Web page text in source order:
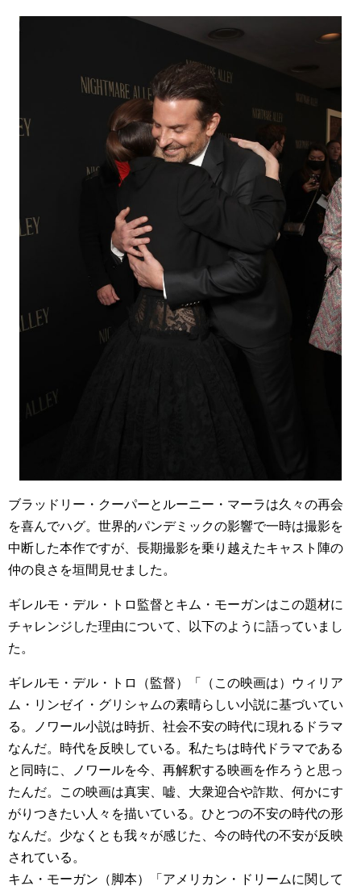
ブラッドリー・クーパーとルーニー・マーラは久々の再会
を喜んでハグ。世界的パンデミックの影響で一時は撮影を
中断した本作ですが、長期撮影を乗り越えたキャスト陣の
仲の良さを垣間見せました。
ギレルモ・デル・トロ監督とキム・モーガンはこの題材に
チャレンジした理由について、以下のように語っていまし
た。
ギレルモ・デル・トロ（監督）「（この映画は）ウィリア
ム・リンゼイ・グリシャムの素晴らしい小説に基づいてい
る。ノワール小説は時折、社会不安の時代に現れるドラマ
なんだ。時代を反映している。私たちは時代ドラマである
と同時に、ノワールを今、再解釈する映画を作ろうと思っ
たんだ。この映画は真実、嘘、大衆迎合や詐欺、何かにす
がりつきたい人々を描いている。ひとつの不安の時代の形
なんだ。少なくとも我々が感じた、今の時代の不安が反映
されている。
キム・モーガン（脚本）「アメリカン・ドリームに関して